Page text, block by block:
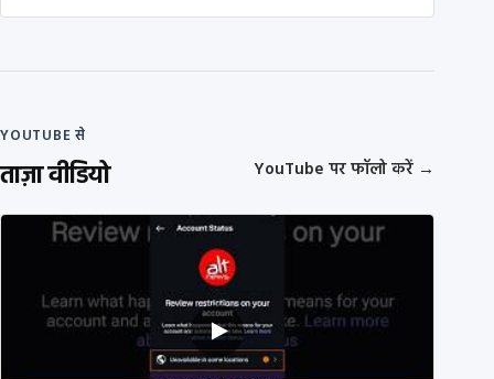
YOUTUBE से
ताज़ा वीडियो YouTube पर फॉलो करें →